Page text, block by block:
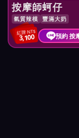
按摩師蚵仔
氣質辣模 豐滿大奶
紅牌 NT$
3,100 預約 按